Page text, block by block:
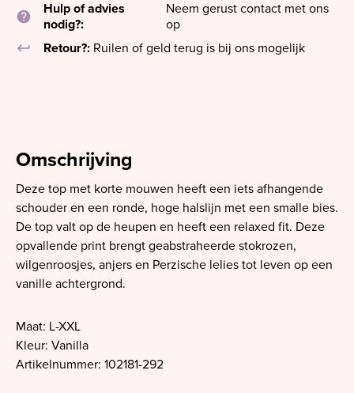
help
Hulp of advies
nodig?:
Neem gerust contact met ons
op
keyboard_return
Retour?: Ruilen of geld terug is bij ons mogelijk
Omschrijving
Deze top met korte mouwen heeft een iets afhangende
schouder en een ronde, hoge halslijn met een smalle bies.
De top valt op de heupen en heeft een relaxed fit. Deze
opvallende print brengt geabstraheerde stokrozen,
wilgenroosjes, anjers en Perzische lelies tot leven op een
vanille achtergrond.
Maat: L-XXL
Kleur: Vanilla
Artikelnummer: 102181-292